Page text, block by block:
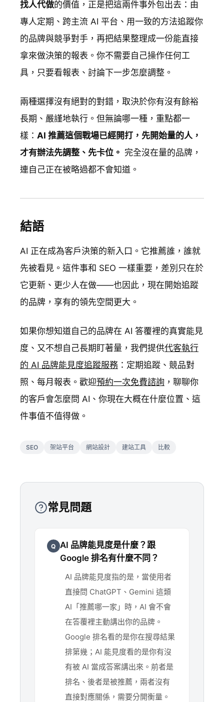
找人代做的價值，正是把這兩件事外包出去：由
專人定期、跨主流 AI 平台、用一致的方法追蹤你
的品牌與競爭對手，再把結果整理成一份能直接
拿來做決策的報表。你不需要自己操作任何工
具，只要看報表、討論下一步怎麼調整。
兩種選擇沒有絕對的對錯，取決於你有沒有餘裕
長期、嚴謹地執行。但無論哪一種，重點都一
樣： AI 推薦這個戰場已經開打，先開始量的人，
才有辦法先調整、先卡位。 完全沒在量的品牌，
連自己正在被略過都不會知道。
結語
AI 正在成為客戶決策的新入口。它推薦誰，誰就
先被看見。這件事和 SEO 一樣重要，差別只在於
它更新、更少人在做——也因此，現在開始追蹤
的品牌，享有的領先空間更大。
如果你想知道自己的品牌在 AI 答覆裡的真實能見
度、又不想自己長期盯著量，我們提供代客執行
的 AI 品牌能見度追蹤服務 ：定期追蹤、競品對
照、每月報表。歡迎預約一次免費諮詢 ，聊聊你
的客戶會怎麼問 AI、你現在大概在什麼位置、這
件事值不值得做。
SEO 架站平台 網站設計 建站工具 比較
常見問題
Q AI 品牌能見度是什麼？跟
Google 排名有什麼不同？
AI 品牌能見度指的是，當使用者
直接問 ChatGPT、Gemini 這類
AI「推薦哪一家」時，AI 會不會
在答覆裡主動講出你的品牌。
Google 排名看的是你在搜尋結果
排第幾；AI 能見度看的是你有沒
有被 AI 當成答案講出來。前者是
排名、後者是被推薦，兩者沒有
直接對應關係，需要分開衡量。